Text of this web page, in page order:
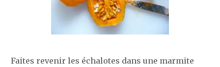
Faites revenir les échalotes dans une marmite